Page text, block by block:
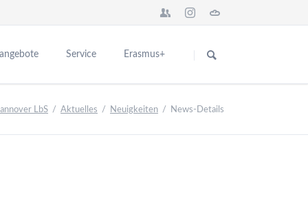
überspringen
Service
für Ausbildungsschulen
Erasmus+
Network BBS Europe
LbS Aktuelles Neuigkeiten News-Details